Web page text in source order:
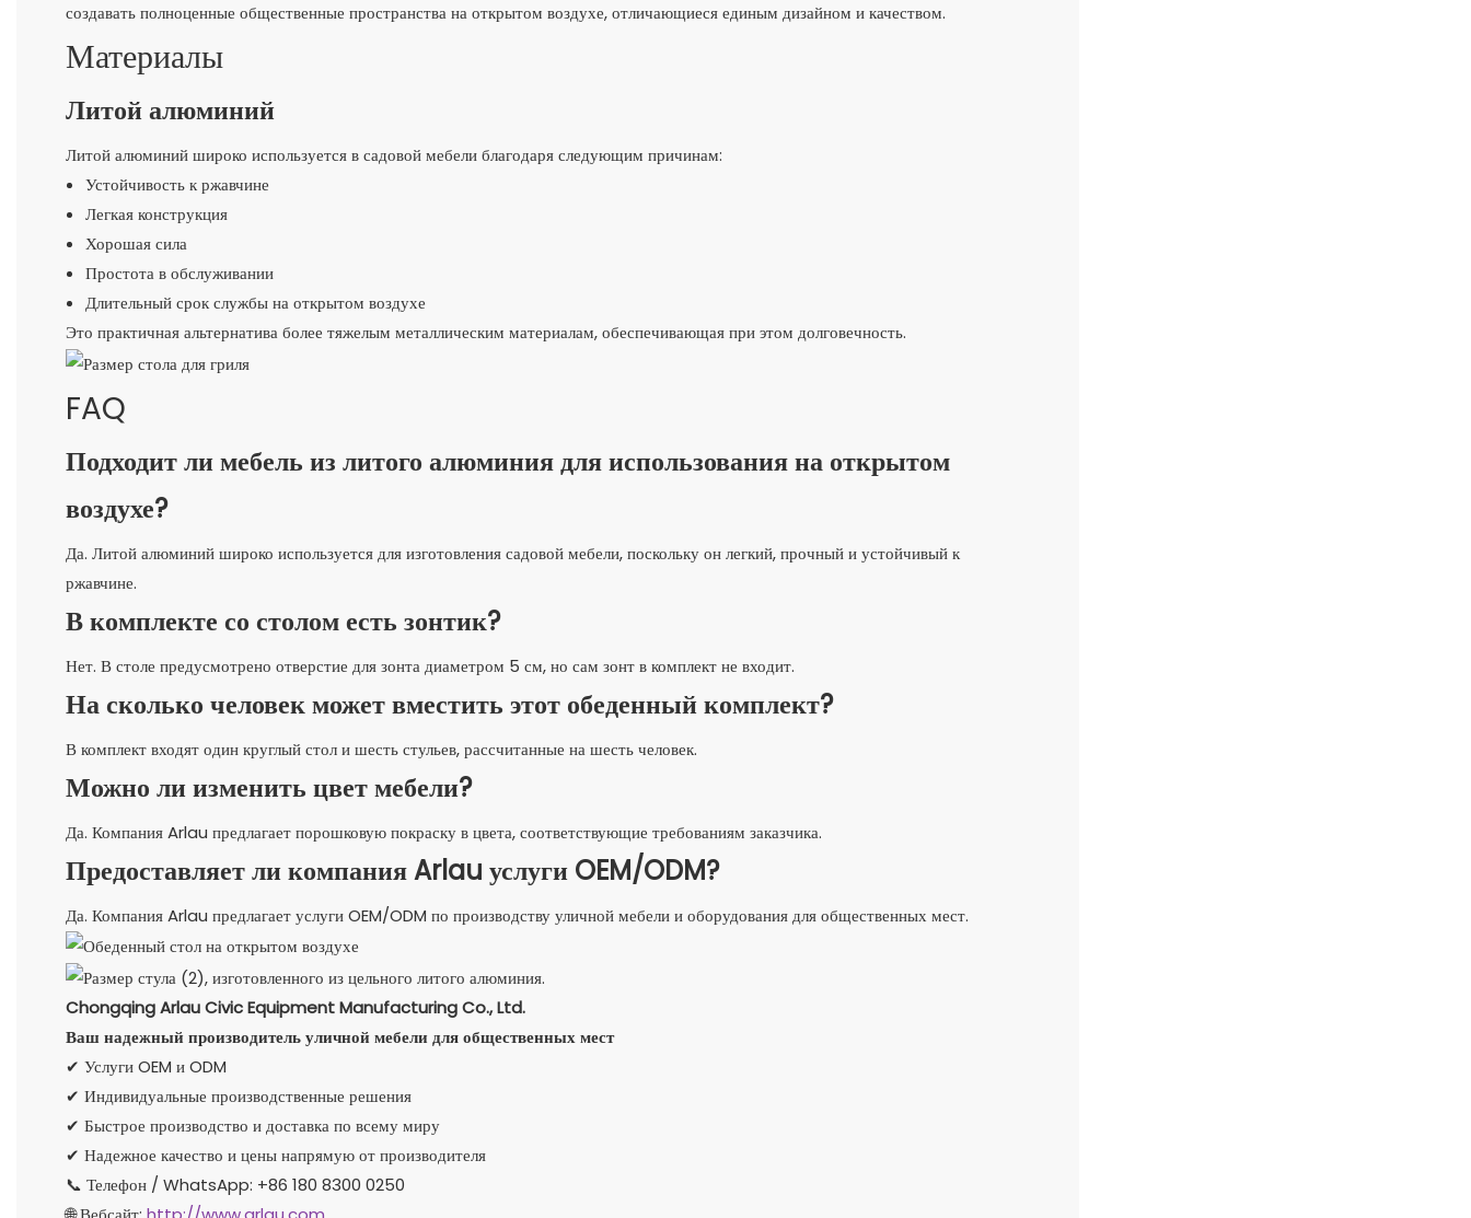
создавать полноценные общественные пространства на открытом воздухе, отличающиеся единым дизайном и качеством.
Материалы
Литой алюминий
Литой алюминий широко используется в садовой мебели благодаря следующим причинам:
Устойчивость к ржавчине
Легкая конструкция
Хорошая сила
Простота в обслуживании
Длительный срок службы на открытом воздухе
Это практичная альтернатива более тяжелым металлическим материалам, обеспечивающая при этом долговечность.
FAQ
Подходит ли мебель из литого алюминия для использования на открытом
воздухе?
Да. Литой алюминий широко используется для изготовления садовой мебели, поскольку он легкий, прочный и устойчивый к
ржавчине.
В комплекте со столом есть зонтик?
Нет. В столе предусмотрено отверстие для зонта диаметром 5 см, но сам зонт в комплект не входит.
На сколько человек может вместить этот обеденный комплект?
В комплект входят один круглый стол и шесть стульев, рассчитанные на шесть человек.
Можно ли изменить цвет мебели?
Да. Компания Arlau предлагает порошковую покраску в цвета, соответствующие требованиям заказчика.
Предоставляет ли компания Arlau услуги OEM/ODM?
Да. Компания Arlau предлагает услуги OEM/ODM по производству уличной мебели и оборудования для общественных мест.
Chongqing Arlau Civic Equipment Manufacturing Co., Ltd.
Ваш надежный производитель уличной мебели для общественных мест
✔ Услуги OEM и ODM
✔ Индивидуальные производственные решения
✔ Быстрое производство и доставка по всему миру
✔ Надежное качество и цены напрямую от производителя
📞 Телефон / WhatsApp: +86 180 8300 0250